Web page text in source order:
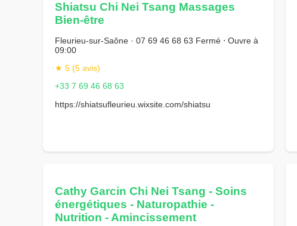
Shiatsu Chi Nei Tsang Massages
Bien-être
Fleurieu-sur-Saône · 07 69 46 68 63 Fermé ⋅ Ouvre à
09:00
★ 5 (5 avis)
+33 7 69 46 68 63
https://shiatsufleurieu.wixsite.com/shiatsu
Cathy Garcin Chi Nei Tsang - Soins
énergétiques - Naturopathie -
Nutrition - Amincissement